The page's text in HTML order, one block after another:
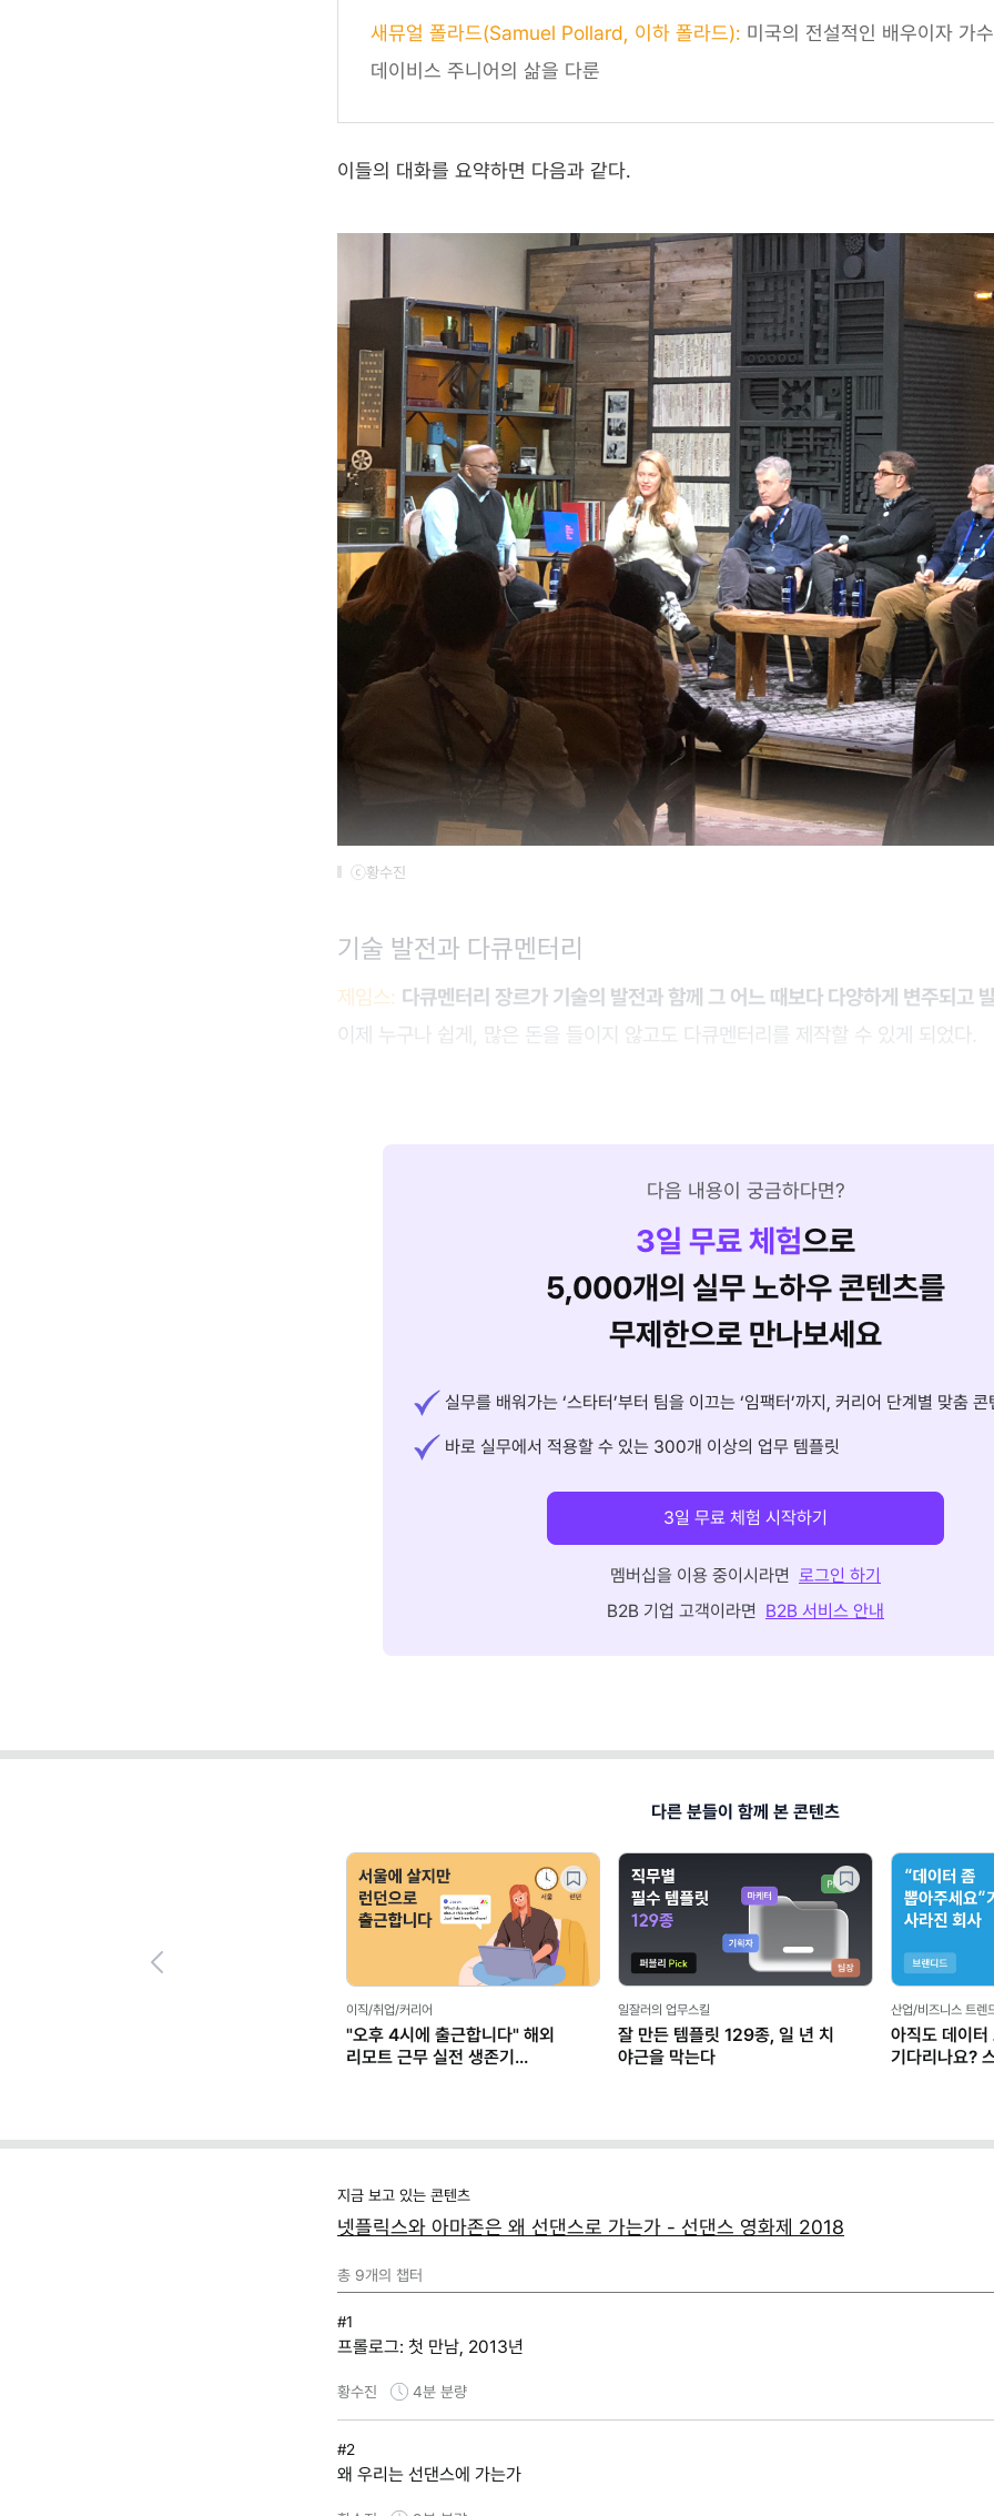
새뮤얼 폴라드(Samuel Pollard, 이하 폴라드): 미국의 전설적인 배우이자 가
데이비스 주니어의 삶을 다룬
이들의 대화를 요약하면 다음과 같다.
ⓒ황수진
기술 발전과 다큐멘터리
제임스: 다큐멘터리 장르가 기술의 발전과 함께 그 어느 때보다 다양하게 변주되고
이제 누구나 쉽게, 많은 돈을 들이지 않고도 다큐멘터리를 제작할 수 있게 되었다.
다음 내용이 궁금하다면?
3일 무료 체험으로
5,000개의 실무 노하우 콘텐츠를
무제한으로 만나보세요
실무를 배워가는 ‘스타터’부터 팀을 이끄는 ‘임팩터’까지, 커리어 단계별 맞춤
바로 실무에서 적용할 수 있는 300개 이상의 업무 템플릿
3일 무료 체험 시작하기
멤버십을 이용 중이시라면 로그인 하기
B2B 기업 고객이라면 B2B 서비스 안내
다른 분들이 함께 본 콘텐츠
이직/취업/커리어
"오후 4시에 출근합니다" 해외
리모트 근무 실전 생존기
일잘러의 업무스킬
잘 만든 템플릿 129종, 일 년 치
야근을 막는다
산업/비즈니스 트렌
아직도 데이터
기다리나요?
지금 보고 있는 콘텐츠
넷플릭스와 아마존은 왜 선댄스로 가는가 - 선댄스 영화제 2018
총 9개의 챕터
#1
프롤로그: 첫 만남, 2013년
황수진 4분 분량
#2
왜 우리는 선댄스에 가는가